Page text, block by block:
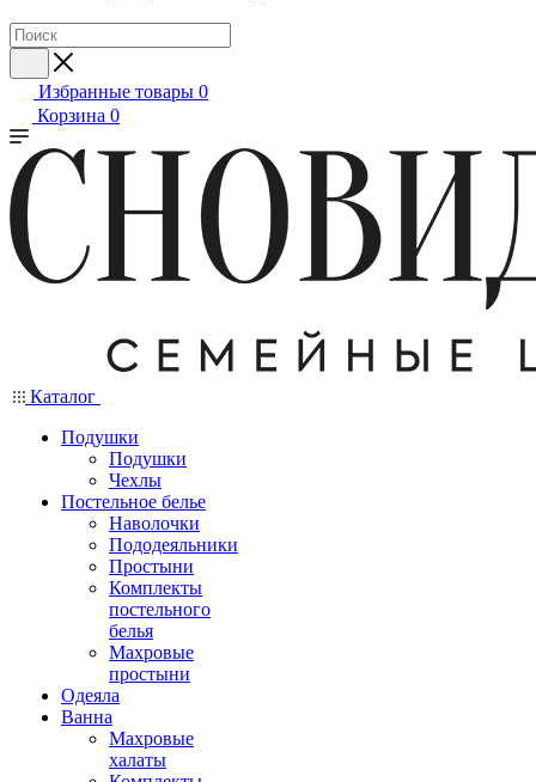
Избранные товары 0
Корзина 0
Каталог
Подушки
Подушки
Чехлы
Постельное белье
Наволочки
Пододеяльники
Простыни
Комплекты
постельного
белья
Махровые
простыни
Одеяла
Ванна
Махровые
халаты